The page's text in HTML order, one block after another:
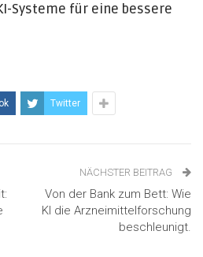
Systeme für eine bessere
Twitter
NÄCHSTER BEITRAG
Von der Bank zum Bett: Wie
KI die Arzneimittelforschung
beschleunigt.